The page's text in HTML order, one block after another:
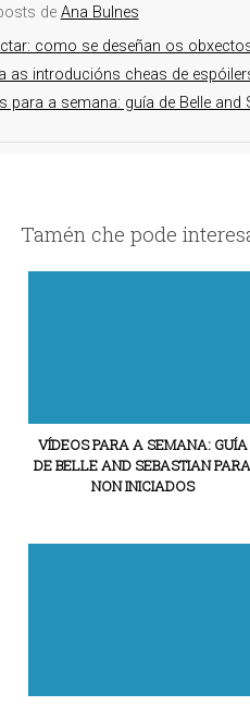
de Ana Bulnes
como se deseñan os
as introducións cheas de
para a semana: guía de Belle
Tamén che pode
VÍDEOS PARA A SEMANA: GUÍA
DE BELLE AND SEBASTIAN PARA
NON INICIADOS